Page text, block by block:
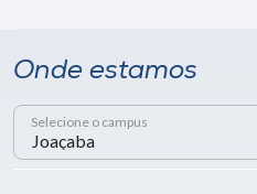
Onde estamos
Selecione o campus